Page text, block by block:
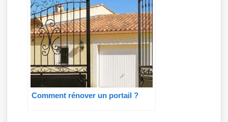
Comment rénover un portail ?